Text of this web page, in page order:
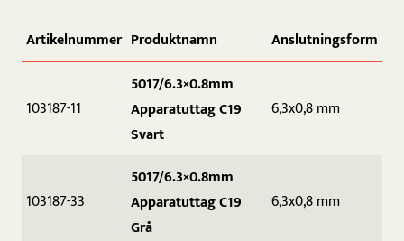
Artikelnummer Produktnamn Anslutningsform
103187-11
5017/6.3×0.8mm
Apparatuttag C19
Svart
6,3x0,8 mm
103187-33
5017/6.3×0.8mm
Apparatuttag C19
Grå
6,3x0,8 mm